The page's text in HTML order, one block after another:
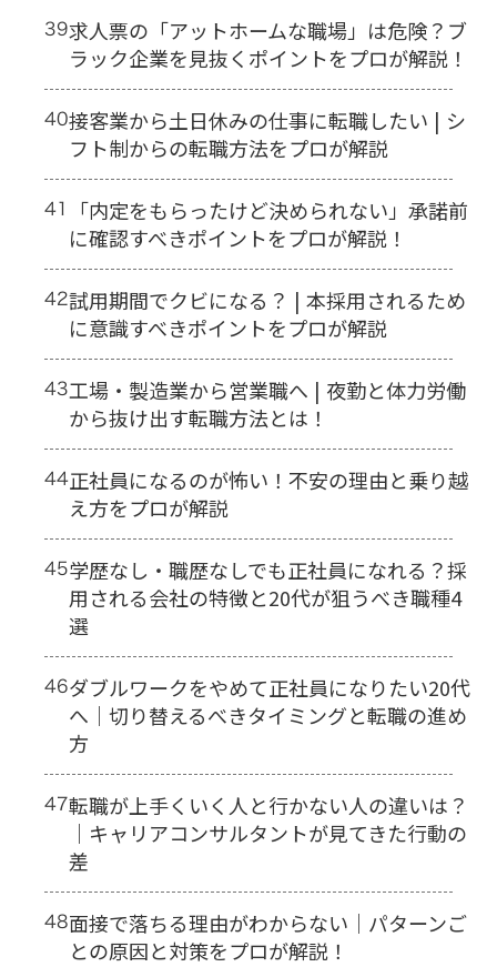
39求人票の「アットホームな職場」は危険？ブ
ラック企業を見抜くポイントをプロが解説！
40接客業から土日休みの仕事に転職したい | シ
フト制からの転職方法をプロが解説
41
「内定をもらったけど決められない」承諾前
に確認すべきポイントをプロが解説！
42試用期間でクビになる？ | 本採用されるため
に意識すべきポイントをプロが解説
43工場・製造業から営業職へ | 夜勤と体力労働
から抜け出す転職方法とは！
44正社員になるのが怖い！不安の理由と乗り越
え方をプロが解説
45学歴なし・職歴なしでも正社員になれる？採
用される会社の特徴と20代が狙うべき職種4
選
46ダブルワークをやめて正社員になりたい20代
へ｜切り替えるべきタイミングと転職の進め
方
47転職が上手くいく人と行かない人の違いは？
｜キャリアコンサルタントが見てきた行動の
差
48面接で落ちる理由がわからない｜パターンご
との原因と対策をプロが解説！